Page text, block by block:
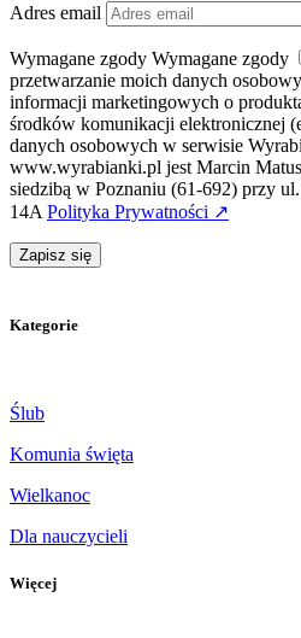
Adres email
Wymagane zgody Wymagane zgody
przetwarzanie moich danych
informacji marketingowych o
środków komunikacji elektronicznej
danych osobowych w serwisie
www.wyrabianki.pl jest Marcin
siedzibą w Poznaniu (61-692) przy
14A Polityka Prywatności ↗
Zapisz się
Kategorie
Ślub
Komunia święta
Wielkanoc
Dla nauczycieli
Więcej